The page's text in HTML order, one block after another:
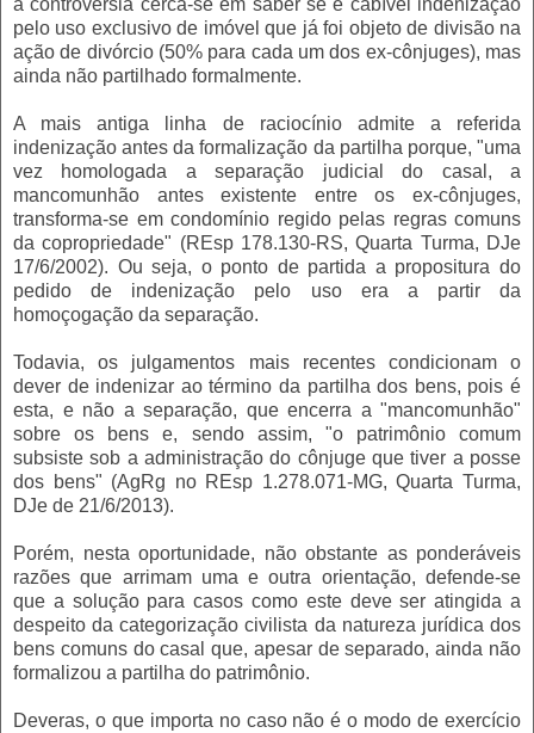
a controvérsia cerca-se em saber se é cabível indenização
pelo uso exclusivo de imóvel que já foi objeto de divisão na
ação de divórcio (50% para cada um dos ex-cônjuges), mas
ainda não partilhado formalmente.
A mais antiga linha de raciocínio admite a referida
indenização antes da formalização da partilha porque, "uma
vez homologada a separação judicial do casal, a
mancomunhão antes existente entre os ex-cônjuges,
transforma-se em condomínio regido pelas regras comuns
da copropriedade" (REsp 178.130-RS, Quarta Turma, DJe
17/6/2002). Ou seja, o ponto de partida a propositura do
pedido de indenização pelo uso era a partir da
homoçogação da separação.
Todavia, os julgamentos mais recentes condicionam o
dever de indenizar ao término da partilha dos bens, pois é
esta, e não a separação, que encerra a "mancomunhão"
sobre os bens e, sendo assim, "o patrimônio comum
subsiste sob a administração do cônjuge que tiver a posse
dos bens" (AgRg no REsp 1.278.071-MG, Quarta Turma,
DJe de 21/6/2013).
Porém, nesta oportunidade, não obstante as ponderáveis
razões que arrimam uma e outra orientação, defende-se
que a solução para casos como este deve ser atingida a
despeito da categorização civilista da natureza jurídica dos
bens comuns do casal que, apesar de separado, ainda não
formalizou a partilha do patrimônio.
Deveras, o que importa no caso não é o modo de exercício